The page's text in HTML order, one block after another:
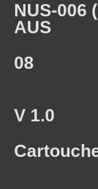
NUS-006
AUS
08
V 1.0